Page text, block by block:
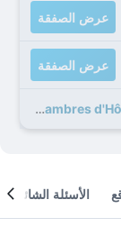
عرض الصفقة
عرض الصفقة
6 صفقات إضافية لـ Chambres d'Hôtes La Petite Salamandre
الأسئلة الشائعة